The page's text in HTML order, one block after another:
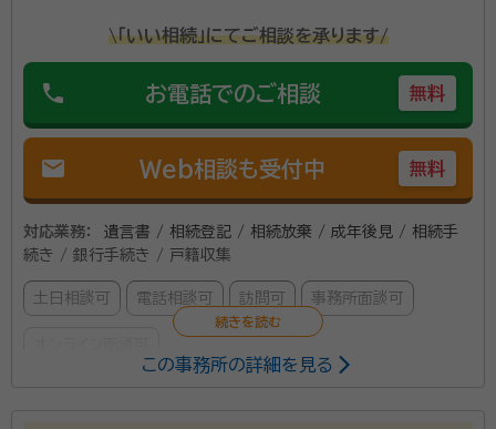
\「いい相続」にてご相談を承ります/
phone お電話でのご相談 無料
mail Web相談も受付中 無料
対応業務：
遺言書 / 相続登記 / 相続放棄 / 成年後見 / 相続手
続き / 銀行手続き / 戸籍収集
土日相談可 電話相談可 訪問可 事務所面談可
この事務所の詳細を見る